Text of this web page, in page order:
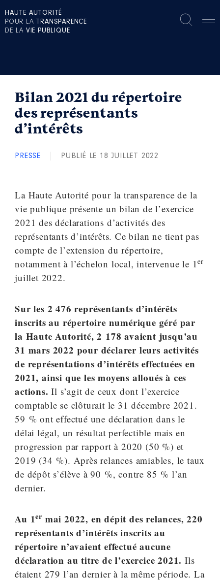
HAUTE AUTORITÉ
POUR LA TRANSPARENCE
DE LA VIE PUBLIQUE
Bilan 2021 du répertoire
des représentants
d’intérêts
PRESSE PUBLIÉ LE 18 JUILLET 2022
La Haute Autorité pour la transparence de la
vie publique présente un bilan de l’exercice
2021 des déclarations d’activités des
représentants d’intérêts. Ce bilan ne tient pas
compte de l’extension du répertoire,
notamment à l’échelon local, intervenue le 1er
juillet 2022.
Sur les 2 476 représentants d’intérêts
inscrits au répertoire numérique géré par
la Haute Autorité, 2 178 avaient jusqu’au
31 mars 2022 pour déclarer leurs activités
de représentations d’intérêts effectuées en
2021, ainsi que les moyens alloués à ces
actions. Il s’agit de ceux dont l’exercice
comptable se clôturait le 31 décembre 2021.
59 % ont effectué une déclaration dans le
délai légal, un résultat perfectible mais en
progression par rapport à 2020 (50 %) et
2019 (34 %). Après relances amiables, le taux
de dépôt s’élève à 90 %, contre 85 % l’an
dernier.
Au 1er mai 2022, en dépit des relances, 220
représentants d’intérêts inscrits au
répertoire n’avaient effectué aucune
déclaration au titre de l’exercice 2021. Ils
étaient 279 l’an dernier à la même période. La